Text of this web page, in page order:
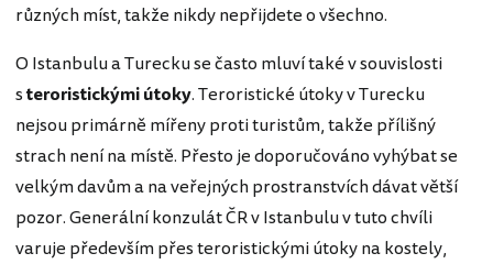
různých míst, takže nikdy nepřijdete o všechno.
O Istanbulu a Turecku se často mluví také v souvislosti
steroristickými útoky. Teroristické útoky v Turecku
nejsou primárně mířeny proti turistům, takže přílišný
strach není na místě. Přesto je doporučováno vyhýbat se
velkým davům a na veřejných prostranstvích dávat větší
pozor. Generální konzulát ČR v Istanbulu v tuto chvíli
varuje především přes teroristickými útoky na kostely,